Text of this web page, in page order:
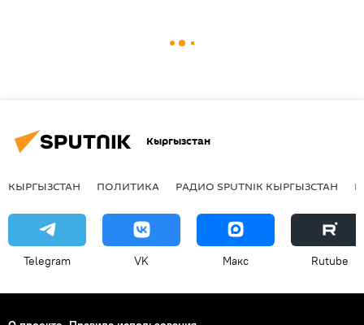
Кыргызстан
КЫРГЫЗСТАН ПОЛИТИКА РАДИО SPUTNIK КЫРГЫЗСТАН
Telegram VK Макс Rutube